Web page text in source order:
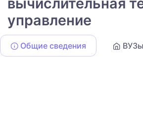
управление
Общие сведения ВУЗы